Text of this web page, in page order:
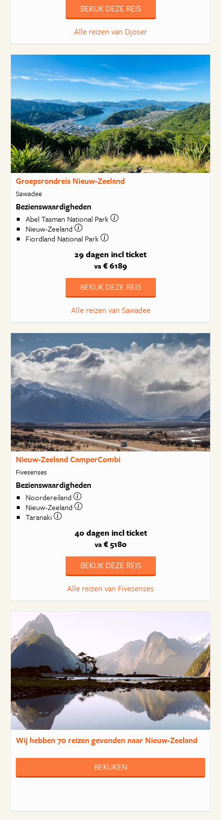
BEKIJK DEZE REIS
Alle reizen van Djoser
Groepsrondreis Nieuw-Zeeland
Sawadee
Bezienswaardigheden
Abel Tasman National Park
Nieuw-Zeeland
Fiordland National Park
29 dagen incl ticket
va€ 6189
BEKIJK DEZE REIS
Alle reizen van Sawadee
Nieuw-Zeeland CamperCombi
Fivesenses
Bezienswaardigheden
Noordereiland
Nieuw-Zeeland
Taranaki
40 dagen incl ticket
va€ 5180
BEKIJK DEZE REIS
Alle reizen van Fivesenses
Wij hebben70 reizengevonden naar Nieuw-Zeeland
BEKIJKEN